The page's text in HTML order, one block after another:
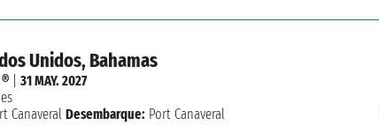
Unidos, Bahamas
® |31 MAY. 2027
Canaveral Desembarque: Port Canaveral